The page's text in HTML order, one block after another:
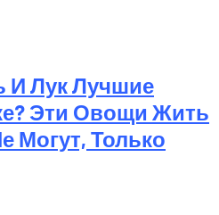
И Лук Лучшие
Эти Овощи Жить
Могут, Только